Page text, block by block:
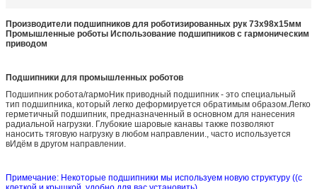
Производители подшипников для роботизированных рук 73x98x15мм
Промышленные роботы Использование подшипников с гармоническим
приводом
Подшипники для промышленных роботов
Подшипник робота/гармоНик приводный подшипник - это специальный
тип подшипника, который легко деформируется обратимым образом.Легко
герметичный подшипник, предназначенный в основном для нанесения
радиальной нагрузки. Глубокие шаровые канавы также позволяют
наносить тяговую нагрузку в любом направлении., часто используется
вИдём в другом направлении.
Примечание: Некоторые подшипники мы используем новую структуру ((с